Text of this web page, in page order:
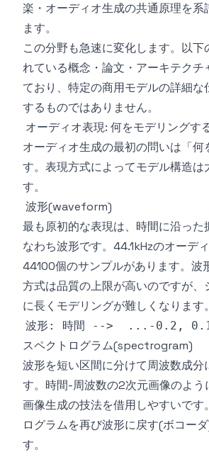
楽・オーディオ生成の共通原理を系
ます。
この分野も急速に変化します。以下
れている概念・論文・アーキテクチ
ており、特定の商用モデルの詳細な
するものではありません。
オーディオ表現: 何をモデリングす
オーディオ生成の最初の問いは「何
す。表現方式によってモデル構造は
す。
波形(waveform)
最も原初的な表現は、時間に沿った
なわち波形です。44.1kHzのオーデ
44100個のサンプルがあります。波
方式は品質の上限が高いのですが、
に長くモデリングが難しくなります。
スペクトログラム(spectrogram)
波形を短い区間に分けて周波数成分
す。時間-周波数の2次元画像のよう
画像生成の技法を借用しやすいです
ログラムを再び波形に戻す(ボコー
す。